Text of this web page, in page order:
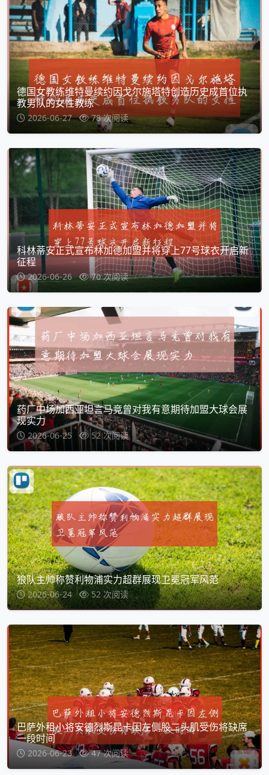
德国女教练维特曼续约因戈尔施塔特创造历史成首位执
教男队的女性教练
2026-06-27 78 次阅读
科林蒂安正式宣布林加德加盟并将穿上77号球衣开启新
征程
2026-06-26 70 次阅读
药厂中场加西亚坦言马竞曾对我有意期待加盟大球会展
现实力
2026-06-25 52 次阅读
狼队主帅称赞利物浦实力超群展现卫冕冠军风范
2026-06-24 52 次阅读
巴萨外租小将安德烈斯昆卡因左侧股二头肌受伤将缺席
一段时间
2026-06-23 47 次阅读